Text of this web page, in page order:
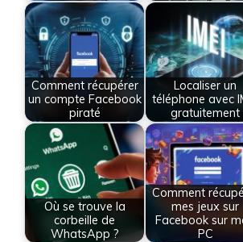
Comment récupérer
un compte Facebook
piraté
Localiser un
téléphone avec
gratuitement
Où se trouve la
corbeille de
WhatsApp ?
Comment
mes jeux sur
Facebook sur
PC